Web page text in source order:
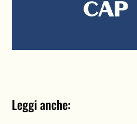
Leggi anche: